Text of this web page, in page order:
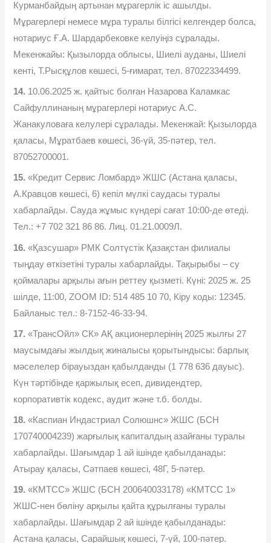
Курманбайдың артынан мұрагерлік іс ашылды.
Мұрагерлері немесе мұра туралы білгісі келгендер болса,
нотариус Ғ.А. Шардарбековке келуіңіз сұралады.
Мекенжайы: Қызылорда облысы, Шиелі ауданы, Шиелі
кенті, Т.Рысқұлов көшесі, 5-ғимарат, тел. 87022334499.
14. 10.06.2025 ж. қайтыс болған Назарова Каламкас
Сайфуллинаның мұрагерлері нотариус А.С.
Жанакуловаға келулері сұралады. Мекенжай: Қызылорда
қаласы, Мұратбаев көшесі, 36-үй, 35-пəтер, тел.
87052700001.
15. «Кредит Сервис Ломбард» ЖШС (Астана қаласы,
А.Кравцов көшесі, 6) кепіл мүлкі саудасы туралы
хабарлайды. Сауда жұмыс күндері сағат 10:00-де өтеді.
Тел.: +7 702 321 86 86. Лиц. 01.21.0009Л.
16. «Қазсушар» РМК Солтүстік Қазақстан филиалы
тыңдау өткізетіні туралы хабарлайды. Тақырыбы – су
қоймалары арқылы ағын реттеу қызметі. Күні: 2025 ж. 25
шілде, 11:00, ZOOM ID: 514 485 10 70, Кіру коды: 12345.
Байланыс тел.: 8-7152-46-33-94.
17. «ТрансОйл» СК» АҚ акционерлерінің 2025 жылғы 27
маусымдағы жылдық жиналысы қорытындысы: барлық
мәселелер бірауыздан қабылданды (1 778 636 дауыс).
Күн тәртібінде қаржылық есеп, дивидендтер,
корпоративтік кодекс, аудит және т.б. болды.
18. «Каспиан Индастриал Солюшнс» ЖШС (БСН
170740004239) жарғылық капиталдың азайғаны туралы
хабарлайды. Шағымдар 1 ай ішінде қабылданады:
Атырау қаласы, Сәтпаев көшесі, 48Г, 5-пəтер.
19. «КМТСС» ЖШС (БСН 200640033178) «КМТСС 1»
ЖШС-нен бөліну арқылы қайта құрылғаны туралы
хабарлайды. Шағымдар 2 ай ішінде қабылданады:
Астана қаласы, Сарайшық көшесі, 7-үй, 100-пəтер.